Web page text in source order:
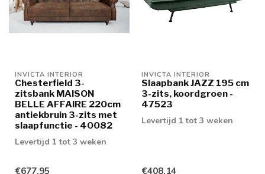
INVICTA INTERIOR
Chesterfield 3-
zitsbank MAISON
BELLE AFFAIRE 220cm
antiekbruin 3-zits met
slaapfunctie - 40082
Levertijd 1 tot 3 weken
€677,95
INVICTA INTERIOR
Slaapbank JAZZ 195 cm
3-zits, koordgroen -
47523
Levertijd 1 tot 3 weken
€408,14